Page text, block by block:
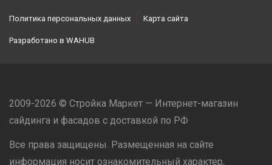
Политика персональных данных Карта сайта
Разработано в WAHUB
2009-2026 © Стройка Маркет — Интернет-магазин
сайдинга и фасадов с доставкой по РФ
Все права защищены. Размещенная на сайте
информация носит ознакомительный характер,